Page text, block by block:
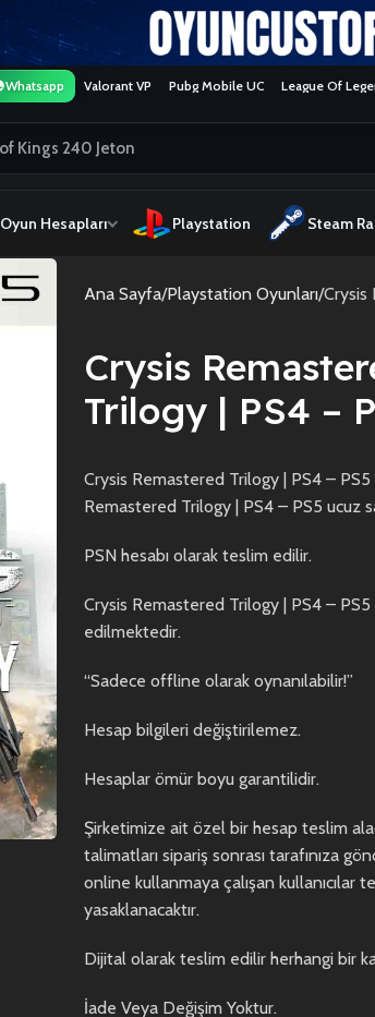
Whatsapp Valorant VP Pubg Mobile UC League Of
Oyun Hesapları Playstation Steam
Ana Sayfa Playstation Oyunları Crysis
Crysis
Trilogy | PS4 –
Crysis Remastered Trilogy | PS4 – PS5
Remastered Trilogy | PS4 – PS5 ucuz
PSN hesabı olarak teslim edilir.
Crysis Remastered Trilogy | PS4 –
edilmektedir.
“Sadece offline olarak oynanılabilir!”
Hesap bilgileri değiştirilemez.
Hesaplar ömür boyu garantilidir.
Şirketimize ait özel bir hesap teslim
talimatları sipariş sonrası tarafınıza
online kullanmaya çalışan kullanıcılar
yasaklanacaktır.
Dijital olarak teslim edilir herhangi bir
İade Veya Değişim Yoktur.